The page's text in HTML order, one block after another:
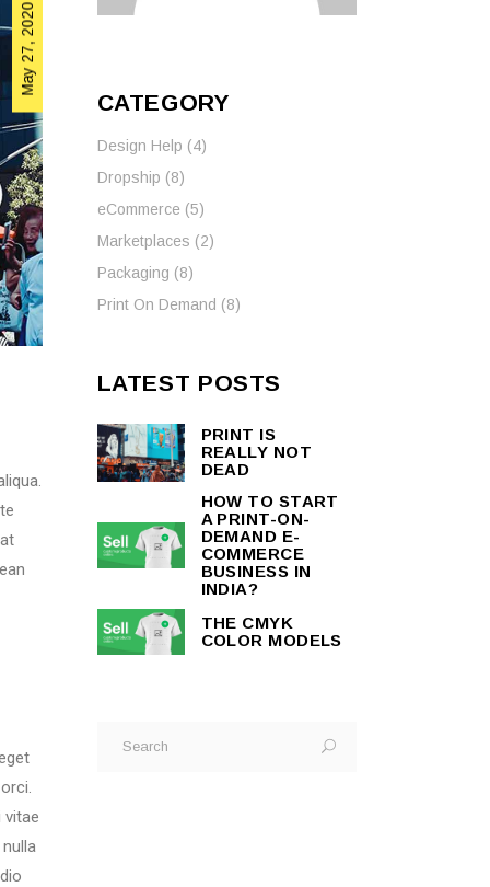
May 27, 2020
vitae
CATEGORY
Design Help (4)
Dropship (8)
eCommerce (5)
Marketplaces (2)
Packaging (8)
Print On Demand (8)
LATEST POSTS
PRINT IS
REALLY NOT
DEAD
HOW TO START
A PRINT-ON-
DEMAND E-
COMMERCE
BUSINESS IN
INDIA?
THE CMYK
COLOR MODELS